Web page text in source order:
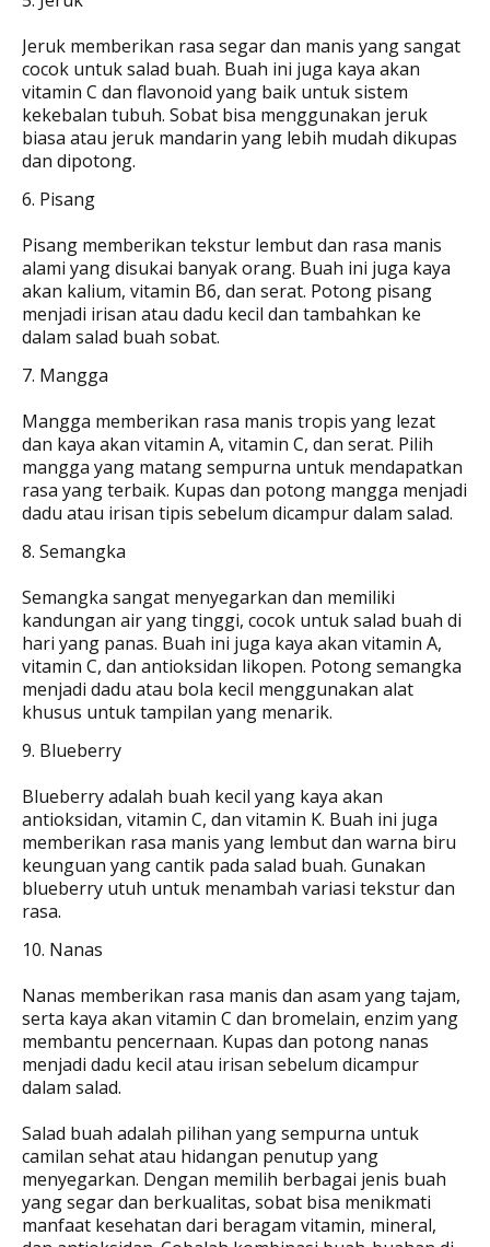
Jeruk memberikan rasa segar dan manis yang sangat
cocok untuk salad buah. Buah ini juga kaya akan
vitamin C dan flavonoid yang baik untuk sistem
kekebalan tubuh. Sobat bisa menggunakan jeruk
biasa atau jeruk mandarin yang lebih mudah dikupas
dan dipotong.
6. Pisang
Pisang memberikan tekstur lembut dan rasa manis
alami yang disukai banyak orang. Buah ini juga kaya
akan kalium, vitamin B6, dan serat. Potong pisang
menjadi irisan atau dadu kecil dan tambahkan ke
dalam salad buah sobat.
7. Mangga
Mangga memberikan rasa manis tropis yang lezat
dan kaya akan vitamin A, vitamin C, dan serat. Pilih
mangga yang matang sempurna untuk mendapatkan
rasa yang terbaik. Kupas dan potong mangga menjadi
dadu atau irisan tipis sebelum dicampur dalam salad.
8. Semangka
Semangka sangat menyegarkan dan memiliki
kandungan air yang tinggi, cocok untuk salad buah di
hari yang panas. Buah ini juga kaya akan vitamin A,
vitamin C, dan antioksidan likopen. Potong semangka
menjadi dadu atau bola kecil menggunakan alat
khusus untuk tampilan yang menarik.
9. Blueberry
Blueberry adalah buah kecil yang kaya akan
antioksidan, vitamin C, dan vitamin K. Buah ini juga
memberikan rasa manis yang lembut dan warna biru
keunguan yang cantik pada salad buah. Gunakan
blueberry utuh untuk menambah variasi tekstur dan
rasa.
10. Nanas
Nanas memberikan rasa manis dan asam yang tajam,
serta kaya akan vitamin C dan bromelain, enzim yang
membantu pencernaan. Kupas dan potong nanas
menjadi dadu kecil atau irisan sebelum dicampur
dalam salad.
Salad buah adalah pilihan yang sempurna untuk
camilan sehat atau hidangan penutup yang
menyegarkan. Dengan memilih berbagai jenis buah
yang segar dan berkualitas, sobat bisa menikmati
manfaat kesehatan dari beragam vitamin, mineral,